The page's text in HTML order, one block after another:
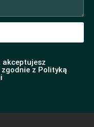
akceptujesz
z Polityką